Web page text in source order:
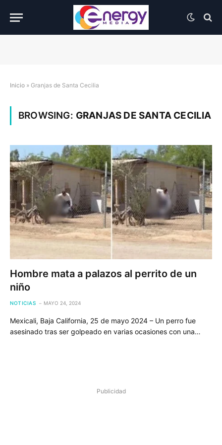
Inicio » Granjas de Santa Cecilia
BROWSING: GRANJAS DE SANTA CECILIA
Hombre mata a palazos al perrito de un
niño
NOTICIAS MAYO 24, 2024
Mexicali, Baja California, 25 de mayo 2024 – Un perro fue
asesinado tras ser golpeado en varias ocasiones con una…
Publicidad